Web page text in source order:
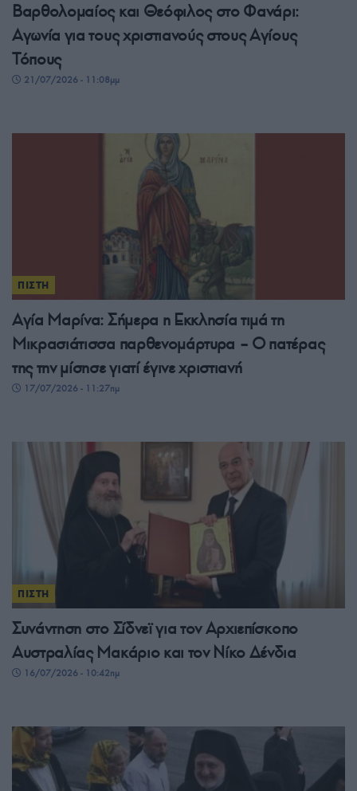
Βαρθολομαίος και Θεόφιλος στο Φανάρι:
Αγωνία για τους χριστιανούς στους Αγίους
Τόπους
21/07/2026 - 11:08μμ
ΠΙΣΤΗ
Αγία Μαρίνα: Σήμερα η Εκκλησία τιμά τη
Μικρασιάτισσα παρθενομάρτυρα – Ο πατέρας
της την μίσησε γιατί έγινε χριστιανή
17/07/2026 - 11:27πμ
ΠΙΣΤΗ
Συνάντηση στο Σίδνεϊ για τον Αρχιεπίσκοπο
Αυστραλίας Μακάριο και τον Νίκο Δένδια
16/07/2026 - 10:42πμ